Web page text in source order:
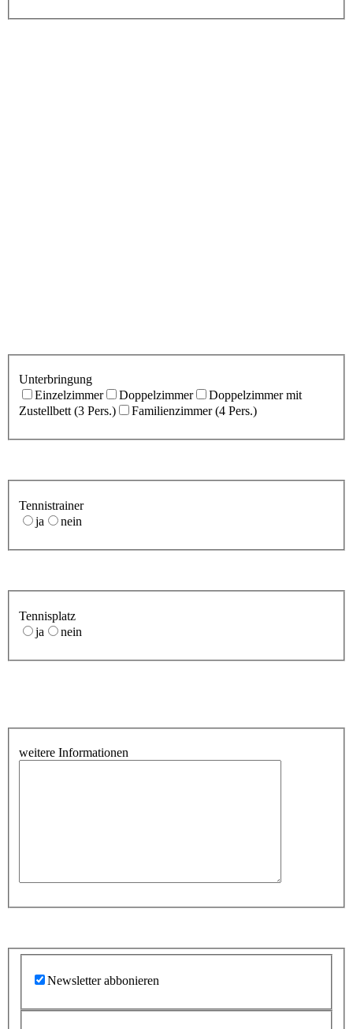
Unterbringung
Einzelzimmer
Doppelzimmer
Doppelzimmer mit
Zustellbett (3 Pers.)
Familienzimmer (4 Pers.)
Tennistrainer
ja
nein
Tennisplatz
ja
nein
weitere Informationen
Newsletter abbonieren